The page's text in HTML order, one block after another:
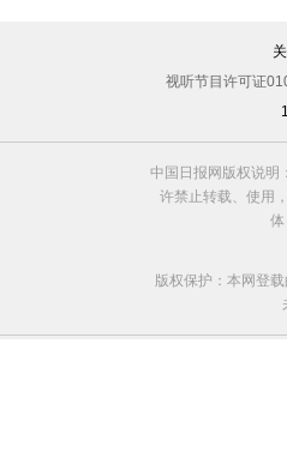
利比亚法庭开审卡扎菲政权
视听节目许可证
中国日报网版权说明
许禁止转载、使用
版权保护：本网登